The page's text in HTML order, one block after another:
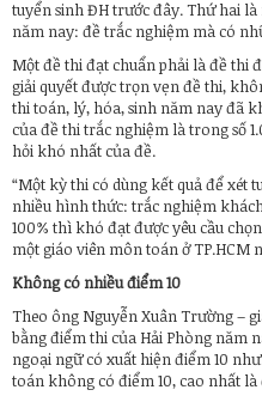
tuyển sinh ĐH trước đây. Thứ hai
năm nay: đề trắc nghiệm mà có
Một đề thi đạt chuẩn phải là đề thi
giải quyết được trọn vẹn đề thi,
thi toán, lý, hóa, sinh năm nay đã
của đề thi trắc nghiệm là trong số
hỏi khó nhất của đề.
“Một kỳ thi có dùng kết quả để xét
nhiều hình thức: trắc nghiệm
100% thì khó đạt được yêu cầu
một giáo viên môn toán ở TP.HCM
Không có nhiều điểm 10
Theo ông Nguyễn Xuân Trường –
bằng điểm thi của Hải Phòng năm
ngoại ngữ có xuất hiện điểm 10
toán không có điểm 10, cao nhất là